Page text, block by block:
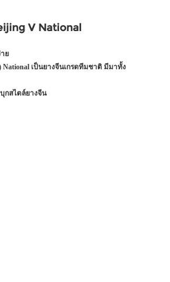
V National
ย
National เป็นยางจีนเกรดทีมชาติ มีมาทั้ง
กสไตล์ยางจีน